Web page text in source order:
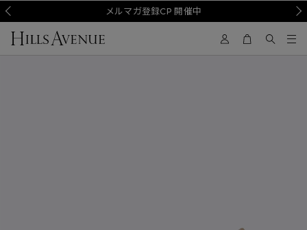
メルマガ登録CP 開催中